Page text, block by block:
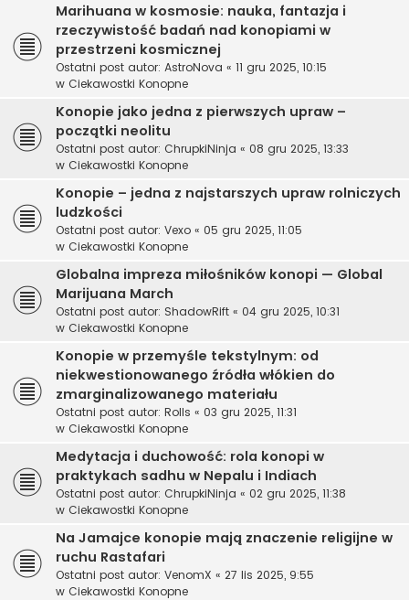
Marihuana w kosmosie: nauka, fantazja i
rzeczywistość badań nad konopiami w
przestrzeni kosmicznej
Ostatni post autor: AstroNova « 11 gru 2025, 10:15
w Ciekawostki Konopne
Konopie jako jedna z pierwszych upraw –
początki neolitu
Ostatni post autor: ChrupkiNinja « 08 gru 2025, 13:33
w Ciekawostki Konopne
Konopie – jedna z najstarszych upraw rolniczych
ludzkości
Ostatni post autor: Vexo « 05 gru 2025, 11:05
w Ciekawostki Konopne
Globalna impreza miłośników konopi — Global
Marijuana March
Ostatni post autor: ShadowRift « 04 gru 2025, 10:31
w Ciekawostki Konopne
Konopie w przemyśle tekstylnym: od
niekwestionowanego źródła włókien do
zmarginalizowanego materiału
Ostatni post autor: Rolls « 03 gru 2025, 11:31
w Ciekawostki Konopne
Medytacja i duchowość: rola konopi w
praktykach sadhu w Nepalu i Indiach
Ostatni post autor: ChrupkiNinja « 02 gru 2025, 11:38
w Ciekawostki Konopne
Na Jamajce konopie mają znaczenie religijne w
ruchu Rastafari
Ostatni post autor: VenomX « 27 lis 2025, 9:55
w Ciekawostki Konopne